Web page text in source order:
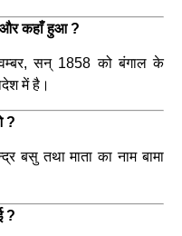
और कहाँ हुआ ?
सन् 1858 को बंगाल के
में है।
?
बसु तथा माता का नाम बामा
?